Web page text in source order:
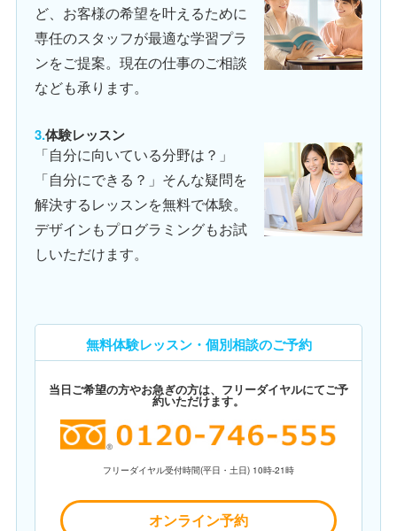
ど、お客様の希望を叶えるために
専任のスタッフが最適な学習プラ
ンをご提案。現在の仕事のご相談
なども承ります。
体験レッスン
「自分に向いている分野は？」
「自分にできる？」そんな疑問を
解決するレッスンを無料で体験。
デザインもプログラミングもお試
しいただけます。
無料体験レッスン・個別相談のご予約
当日ご希望の方やお急ぎの方は、フリーダイヤルにてご予
約いただけます。
フリーダイヤル受付時間(平日・土日) 10時-21時
オンライン予約